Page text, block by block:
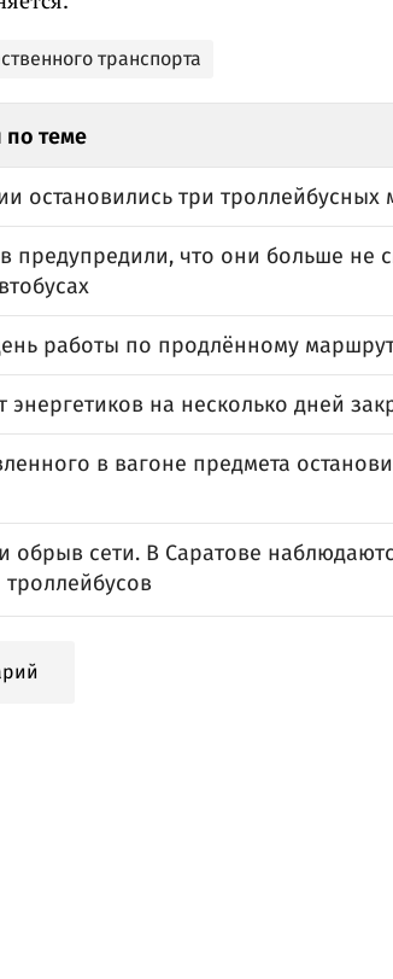
транспорта
теме
остановились три троллейбусных
предупредили, что они больше не
работы по продлённому
энергетиков на несколько дней
в вагоне предмета
обрыв сети. В Саратове